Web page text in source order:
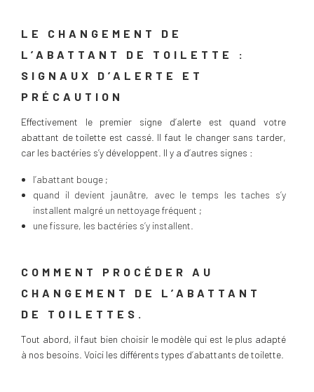
LE CHANGEMENT DE
L’ABATTANT DE TOILETTE :
SIGNAUX D’ALERTE ET
PRÉCAUTION
Effectivement le premier signe d’alerte est quand votre
abattant de toilette est cassé. Il faut le changer sans tarder,
car les bactéries s’y développent. Il y a d’autres signes :
l’abattant bouge ;
quand il devient jaunâtre, avec le temps les taches s’y
installent malgré un nettoyage fréquent ;
une fissure, les bactéries s’y installent.
COMMENT PROCÉDER AU
CHANGEMENT DE L’ABATTANT
DE TOILETTES.
Tout abord, il faut bien choisir le modèle qui est le plus adapté
à nos besoins. Voici les différents types d’abattants de toilette.